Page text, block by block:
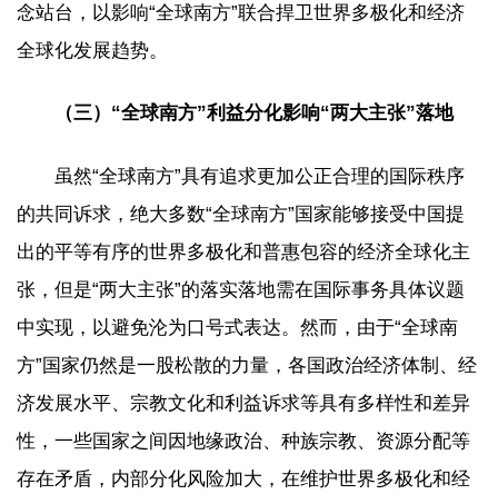
念站台，以影响“全球南方”联合捍卫世界多极化和经济
全球化发展趋势。
（三）“全球南方”利益分化影响“两大主张”落地
虽然“全球南方”具有追求更加公正合理的国际秩序
的共同诉求，绝大多数“全球南方”国家能够接受中国提
出的平等有序的世界多极化和普惠包容的经济全球化主
张，但是“两大主张”的落实落地需在国际事务具体议题
中实现，以避免沦为口号式表达。然而，由于“全球南
方”国家仍然是一股松散的力量，各国政治经济体制、经
济发展水平、宗教文化和利益诉求等具有多样性和差异
性，一些国家之间因地缘政治、种族宗教、资源分配等
存在矛盾，内部分化风险加大，在维护世界多极化和经